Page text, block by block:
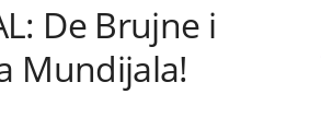
De Brujne i
Mundijala!